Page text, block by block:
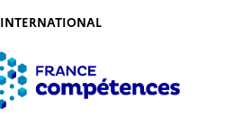
INTERNATIONAL